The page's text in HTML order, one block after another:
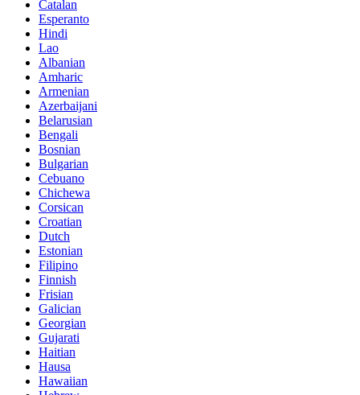
Catalan
Esperanto
Hindi
Lao
Albanian
Amharic
Armenian
Azerbaijani
Belarusian
Bengali
Bosnian
Bulgarian
Cebuano
Chichewa
Corsican
Croatian
Dutch
Estonian
Filipino
Finnish
Frisian
Galician
Georgian
Gujarati
Haitian
Hausa
Hawaiian